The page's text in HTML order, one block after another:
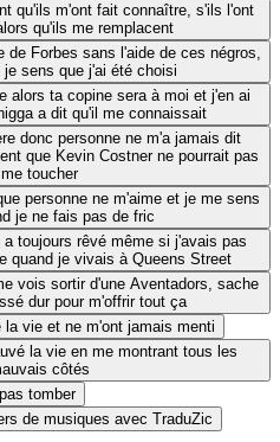
qu'ils m'ont fait connaître, s'ils l'ont
qu'ils me remplacent
de Forbes sans l'aide de ces négros,
sens que j'ai été choisi
alors ta copine sera à moi et j'en ai
a dit qu'il me connaissait
donc personne ne m'a jamais dit
que Kevin Costner ne pourrait pas
me toucher
personne ne m'aime et je me sens
je ne fais pas de fric
toujours rêvé même si j'avais pas
quand je vivais à Queens Street
vois sortir d'une Aventadors, sache
dur pour m'offrir tout ça
la vie et ne m'ont jamais menti
la vie en me montrant tous les
côtés
tomber
de musiques avec TraduZic